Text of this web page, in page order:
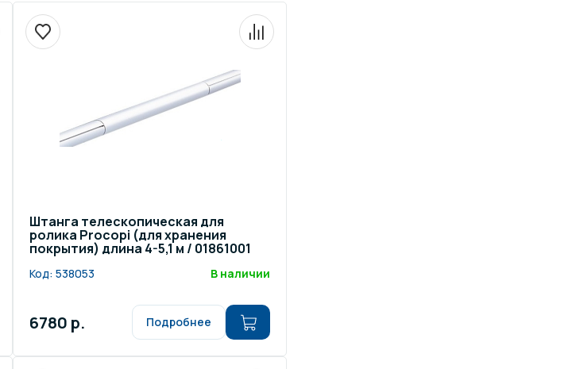
Измерение параметров воды
Строительные материалы
Штанга телескопическая для
ролика Procopi (для хранения
покрытия) длина 4-5,1 м / 01861001
Код: 538053 В наличии
6780 р. Подробнее